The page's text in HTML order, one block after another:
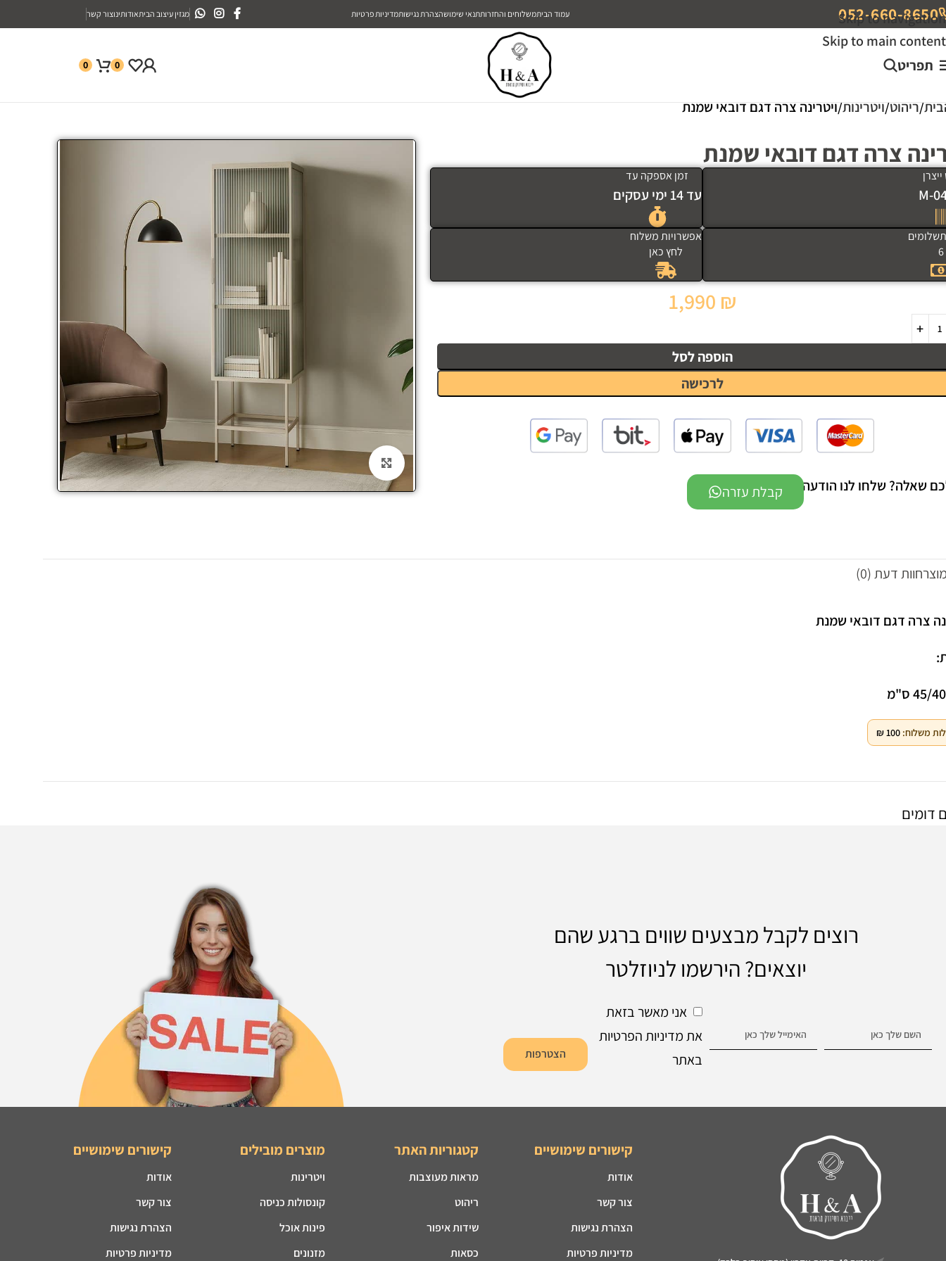
Skip to navigation
Skip to main content
052-660-8650 עמוד הביתמשלוחים והחזרותתנאי שימושהצהרת נגישותמדיניות פרטיות מגזין עיצוב הביתאודותינוצור קשר
תפריט 0
0
ריהוט ויטרינות ויטרינה צרה דגם דובאי שמנת
צרה דגם דובאי שמנת
M-
זמן אספקה עד
עד 14 ימי עסקים
6
אפשרויות משלוח
לחץ כאן
הוספה לסל
לרכישה
1,990 ₪
שאלה? שלחו לנו הודעה - קבלת עזרה
Click to enlarge
חוות דעת (0)
צרה דגם דובאי שמנת
ס"מ
משלוח:100
₪
דומים
רוצים לקבל מבצעים שווים ברגע שהם
יוצאים? הירשמו לניוזלטר
אני מאשר בזאת
את מדיניות הפרטיות
באתר
הצטרפות
קישורים שימושיים
אודות
צור קשר
הצהרת נגישות
מדיניות פרטיות
קטגוריות האתר
מראות מעוצבות
ריהוט
שידות איפור
כסאות
מוצרים מובילים
ויטרינות
קונסולות כניסה
פינות אוכל
מזנונים
קישורים שימושיים
אודות
צור קשר
הצהרת נגישות
מדיניות פרטיות
Instagram
WhatsApp